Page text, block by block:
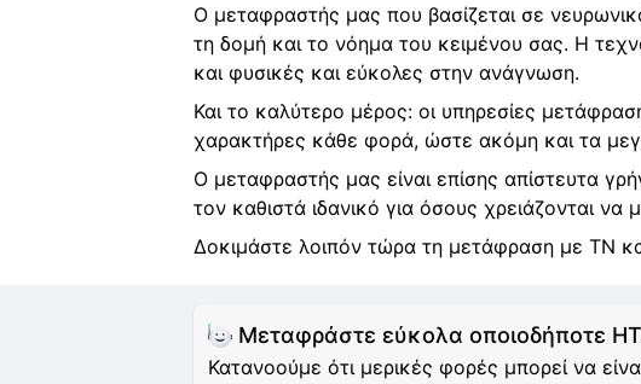
Ο μεταφραστής μας που βασίζεται σε
τη δομή και το νόημα του κειμένου σας. Η
και φυσικές και εύκολες στην ανάγνωση.
Και το καλύτερο μέρος: οι υπηρεσίες
χαρακτήρες κάθε φορά, ώστε ακόμη και τα
Ο μεταφραστής μας είναι επίσης απίστευτα
τον καθιστά ιδανικό για όσους χρειάζονται
Δοκιμάστε λοιπόν τώρα τη μετάφραση με ΤΝ
Μεταφράστε εύκολα οποιοδήποτε
Κατανοούμε ότι μερικές φορές μπορεί να